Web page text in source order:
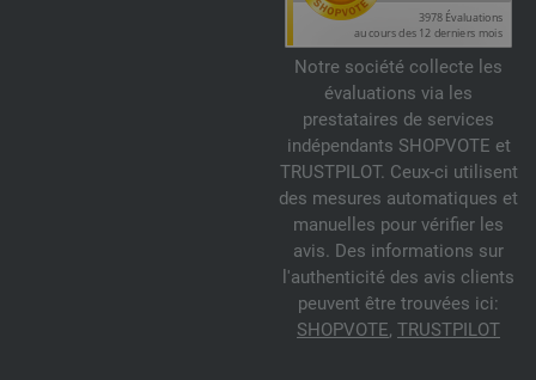
Notre société collecte les
évaluations via les
prestataires de services
indépendants SHOPVOTE et
TRUSTPILOT. Ceux-ci utilisent
des mesures automatiques et
manuelles pour vérifier les
avis. Des informations sur
l'authenticité des avis clients
peuvent être trouvées ici:
SHOPVOTE, TRUSTPILOT